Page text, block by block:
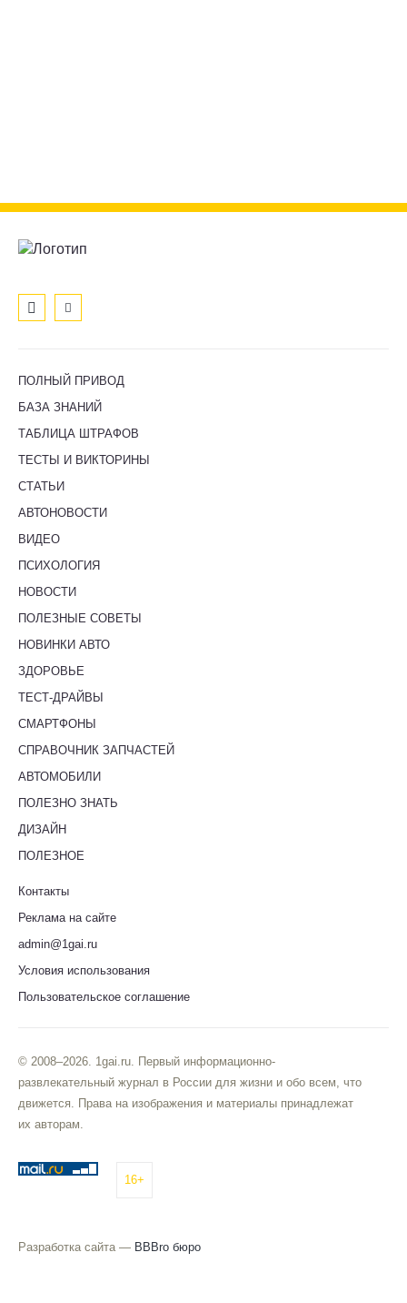
ПОЛНЫЙ ПРИВОД
БАЗА ЗНАНИЙ
ТАБЛИЦА ШТРАФОВ
ТЕСТЫ И ВИКТОРИНЫ
СТАТЬИ
АВТОНОВОСТИ
ВИДЕО
ПСИХОЛОГИЯ
НОВОСТИ
ПОЛЕЗНЫЕ СОВЕТЫ
НОВИНКИ АВТО
ЗДОРОВЬЕ
ТЕСТ-ДРАЙВЫ
СМАРТФОНЫ
СПРАВОЧНИК ЗАПЧАСТЕЙ
АВТОМОБИЛИ
ПОЛЕЗНО ЗНАТЬ
ДИЗАЙН
ПОЛЕЗНОЕ
Контакты
Реклама на сайте
admin@1gai.ru
Условия использования
Пользовательское соглашение
© 2008–2026. 1gai.ru. Первый информационно-
развлекательный журнал в России для жизни и обо всем, что
движется. Права на изображения и материалы принадлежат
их авторам.
16+
Разработка сайта — BBBro бюро